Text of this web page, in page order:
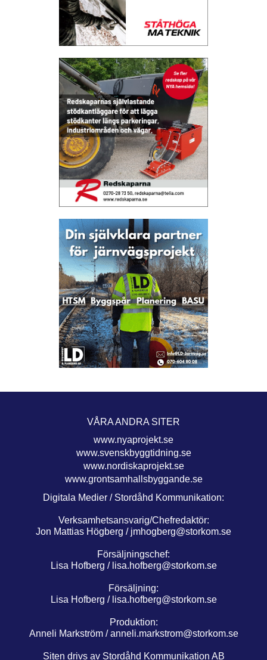
VÅRA ANDRA SITER
www.nyaprojekt.se
www.svenskbyggtidning.se
www.nordiskaprojekt.se
www.grontsamhallsbyggande.se
Digitala Medier / Stordåhd Kommunikation:
Verksamhetsansvarig/Chefredaktör:
Jon Mattias Högberg / jmhogberg@storkom.se
Försäljningschef:
Lisa Hofberg / lisa.hofberg@storkom.se
Försäljning:
Lisa Hofberg / lisa.hofberg@storkom.se
Produktion:
Anneli Markström /anneli.markstrom@storkom.se
Siten drivs av Stordåhd Kommunikation AB